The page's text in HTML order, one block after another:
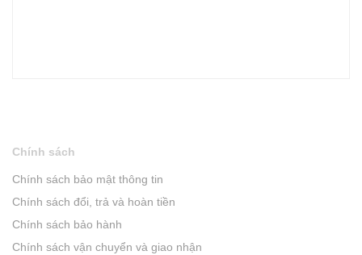
Chính sách
Chính sách bảo mật thông tin
Chính sách đổi, trả và hoàn tiền
Chính sách bảo hành
Chính sách vận chuyển và giao nhận